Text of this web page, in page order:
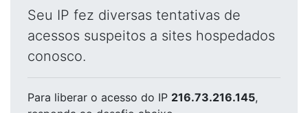
Seu IP fez diversas tentativas de
acessos suspeitos a sites hospedados
conosco.
Para liberar o acesso do IP 216.73.216.145,